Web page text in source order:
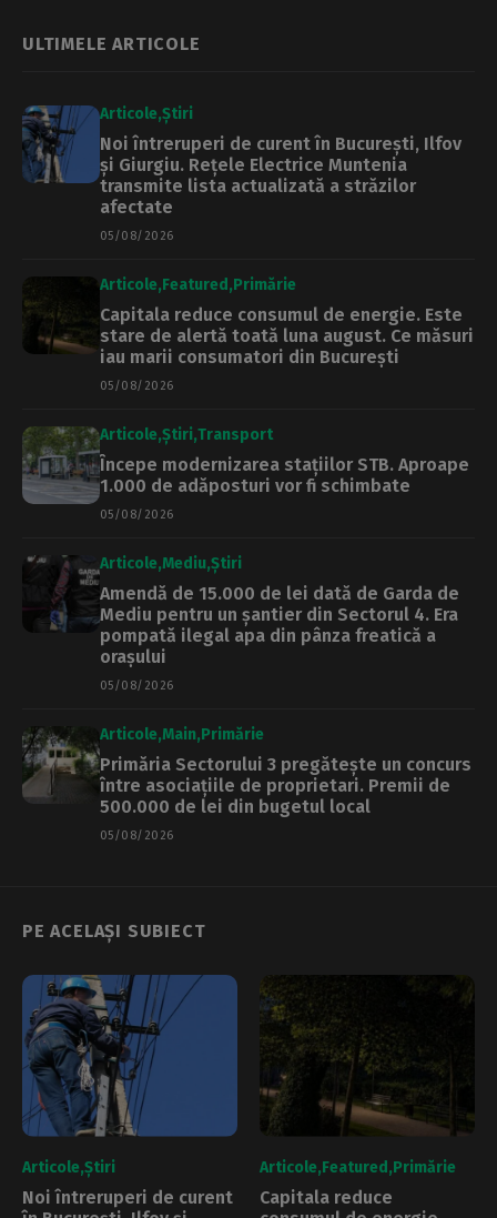
ULTIMELE ARTICOLE
Articole Știri
Noi întreruperi de curent în București, Ilfov
și Giurgiu. Rețele Electrice Muntenia
transmite lista actualizată a străzilor
afectate
05/08/2026
Articole Featured Primărie
Capitala reduce consumul de energie. Este
stare de alertă toată luna august. Ce măsuri
iau marii consumatori din București
05/08/2026
Articole Știri Transport
Începe modernizarea stațiilor STB. Aproape
1.000 de adăposturi vor fi schimbate
05/08/2026
Articole Mediu Știri
Amendă de 15.000 de lei dată de Garda de
Mediu pentru un șantier din Sectorul 4. Era
pompată ilegal apa din pânza freatică a
orașului
05/08/2026
Articole Main Primărie
Primăria Sectorului 3 pregătește un concurs
între asociațiile de proprietari. Premii de
500.000 de lei din bugetul local
05/08/2026
PE ACELAȘI SUBIECT
Articole Știri
Noi întreruperi de curent
Articole Featured Primărie
Capitala reduce